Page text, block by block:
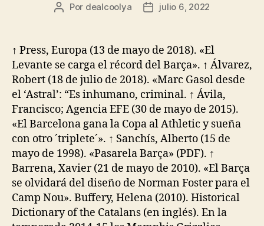
Autor
entrada
Por dealcoolya
Fecha
entrada
julio 6, 2022
↑ Press, Europa (13 de mayo de 2018). «El
Levante se carga el récord del Barça». ↑ Álvarez,
Robert (18 de julio de 2018). «Marc Gasol desde
el ‘Astral’: “Es inhumano, criminal. ↑ Ávila,
Francisco; Agencia EFE (30 de mayo de 2015).
«El Barcelona gana la Copa al Athletic y sueña
con otro ´triplete´». ↑ Sanchís, Alberto (15 de
mayo de 1998). «Pasarela Barça» (PDF). ↑
Barrena, Xavier (21 de mayo de 2010). «El Barça
se olvidará del diseño de Norman Foster para el
Camp Nou». Buffery, Helena (2010). Historical
Dictionary of the Catalans (en inglés). En la